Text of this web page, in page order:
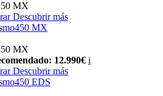
MX
Descubrir más
MX
MX
12.990€ i
Descubrir más
EDS